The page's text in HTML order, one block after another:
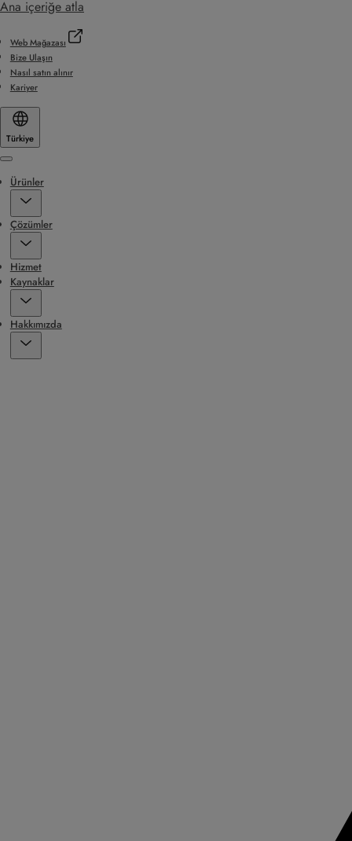
Ana içeriğe atla
Web Mağazası
Bize Ulaşın
Nasıl satın alınır
Kariyer
Türkiye
Menu
Ürünler
Çözümler
Hizmet
Kaynaklar
Hakkımızda